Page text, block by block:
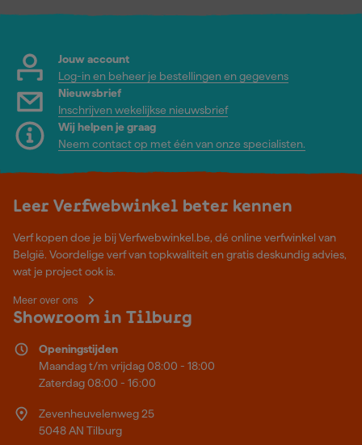
Jouw account
Log-in en beheer je bestellingen en gegevens
Nieuwsbrief
Inschrijven wekelijkse nieuwsbrief
Wij helpen je graag
Neem contact op met één van onze specialisten.
Leer Verfwebwinkel beter kennen
Verf kopen doe je bij Verfwebwinkel.be, dé online verfwinkel van
België. Voordelige verf van topkwaliteit en gratis deskundig advies,
wat je project ook is.
Meer over ons
Showroom in Tilburg
Openingstijden
Maandag t/m vrijdag 08:00 - 18:00
Zaterdag 08:00 - 16:00
Zevenheuvelenweg 25
5048 AN Tilburg